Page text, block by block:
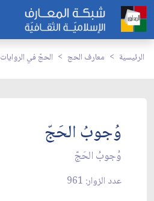
الرئيسية معارف الحج الحجّ في الروايات
وُجوبُ الحَجّ
وُجوبُ الحَجّ
عدد الزوار: 961